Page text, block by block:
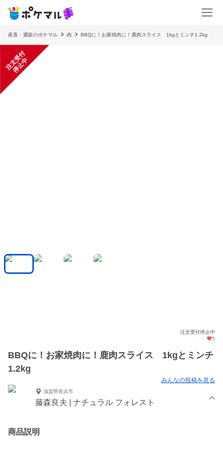
産直・通販のポケマル 肉 BBQに！お家焼肉に！鹿肉スライス 1kgとミンチ1.2kg
注
文
受
付
停
止
中
注文受付停止中
5
BBQに！お家焼肉に！鹿肉スライス 1kgとミンチ
1.2kg
みんなの投稿を見る
滋賀県長浜市
藤森良夫 | ナチュラル フォレスト
商品説明